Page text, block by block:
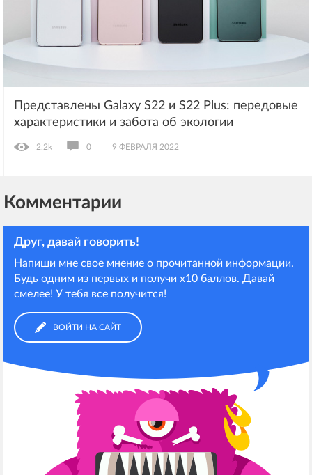
Представлены Galaxy S22 и S22 Plus: передовые
характеристики и забота об экологии
2.2k 0 9 ФЕВРАЛЯ 2022
Комментарии
Друг, давай говорить!
Напиши мне свое мнение о прочитанной информации.
Будь одним из первых и получи х10 баллов. Давай
смелее! У тебя все получится!
ВОЙТИ НА САЙТ